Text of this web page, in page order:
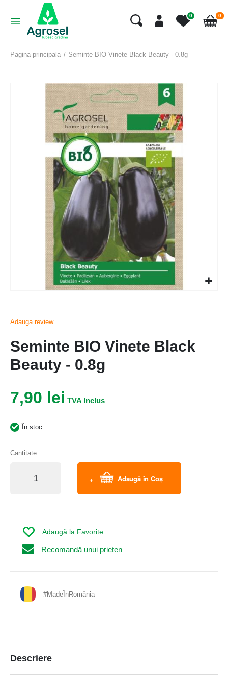
0
Cart
0
Pagina principala Seminte BIO Vinete Black Beauty - 0.8g
Adauga review
Seminte BIO Vinete Black
Beauty - 0.8g
7,90 lei
În stoc
Cantitate:
Adaugă în Coș
Recomandă unui prieten
Adaugă la Favorite
#MadeÎnRomânia
Descriere